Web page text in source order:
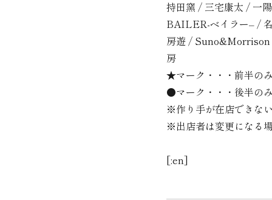
持田窯 / 三宅康太 / 一
BAILER-ベイラー– /
房遊/
房
★マーク・・・前半の
●マーク・・・後半の
※作り手が在店できな
※出店者は変更になる
[:en]